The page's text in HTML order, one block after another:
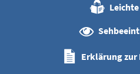
Erklärung